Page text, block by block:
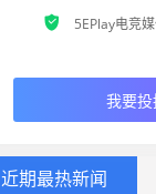
 5EPlay电竞
我要
近期最热新闻